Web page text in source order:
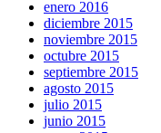
enero 2016
diciembre 2015
noviembre 2015
octubre 2015
septiembre 2015
agosto 2015
julio 2015
junio 2015